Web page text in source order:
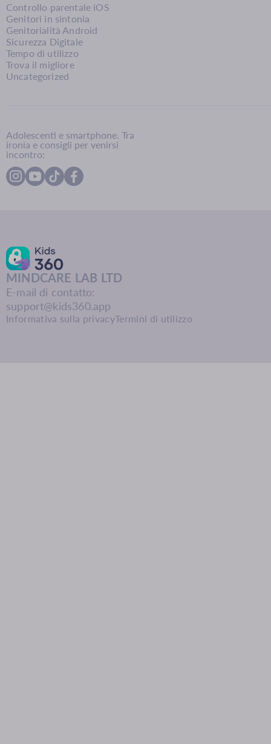
Controllo parentale iOS
Genitori in sintonia
Genitorialità Android
Sicurezza Digitale
Tempo di utilizzo
Trova il migliore
Uncategorized
Adolescenti e smartphone. Tra
ironia e consigli per venirsi
incontro:
MINDCARE LAB LTD
E-mail di contatto:
support@kids360.app
Informativa sulla privacyTermini di utilizzo